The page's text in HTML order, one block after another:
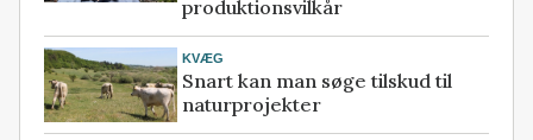
produktionsvilkår
KVÆG
Snart kan man søge tilskud til
naturprojekter